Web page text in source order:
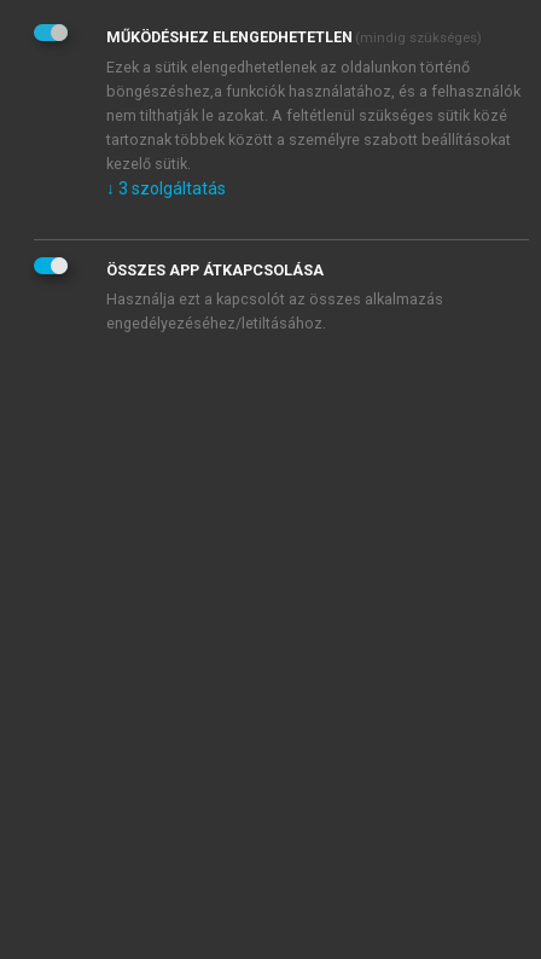
Adatkezelési tájékoztatóbanfoglaltakat tudomásul
veszem és elfogadom.
Általános vásárlási feltételeket, valamint a szotar.netés a
mersz.huoldalak licencszerződéseiben foglaltakat
tudomásul veszem és elfogadom.
KIPRÓBÁLOM
MŰKÖDÉSHEZ ELENGEDHETETLEN (mindig szükséges)
Ezek a sütik elengedhetetlenek az oldalunkon történő
böngészéshez,a funkciók használatához, és a felhasználók
nem tilthatják le azokat. A feltétlenül szükséges sütik közé
tartoznak többek között a személyre szabott beállításokat
kezelő sütik.
↓ 3 szolgáltatás
ÖSSZES APP ÁTKAPCSOLÁSA
Használja ezt a kapcsolót az összes alkalmazás
engedélyezéséhez/letiltásához.